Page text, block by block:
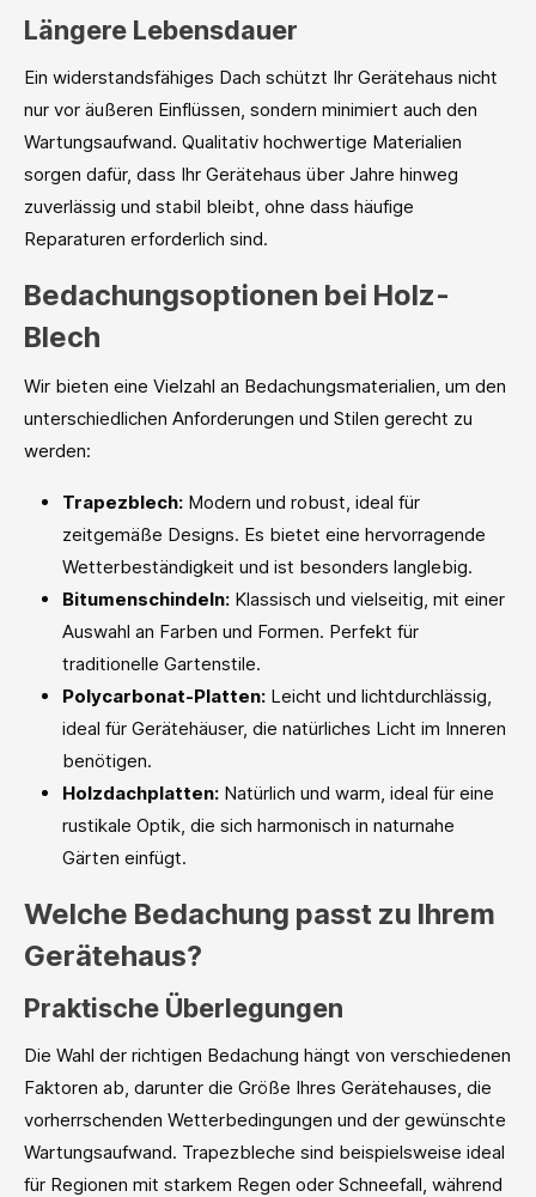
Längere Lebensdauer
Ein widerstandsfähiges Dach schützt Ihr Gerätehaus nicht
nur vor äußeren Einflüssen, sondern minimiert auch den
Wartungsaufwand. Qualitativ hochwertige Materialien
sorgen dafür, dass Ihr Gerätehaus über Jahre hinweg
zuverlässig und stabil bleibt, ohne dass häufige
Reparaturen erforderlich sind.
Bedachungsoptionen bei Holz-
Blech
Wir bieten eine Vielzahl an Bedachungsmaterialien, um den
unterschiedlichen Anforderungen und Stilen gerecht zu
werden:
Trapezblech: Modern und robust, ideal für
zeitgemäße Designs. Es bietet eine hervorragende
Wetterbeständigkeit und ist besonders langlebig.
Bitumenschindeln: Klassisch und vielseitig, mit einer
Auswahl an Farben und Formen. Perfekt für
traditionelle Gartenstile.
Polycarbonat-Platten: Leicht und lichtdurchlässig,
ideal für Gerätehäuser, die natürliches Licht im Inneren
benötigen.
Holzdachplatten: Natürlich und warm, ideal für eine
rustikale Optik, die sich harmonisch in naturnahe
Gärten einfügt.
Welche Bedachung passt zu Ihrem
Gerätehaus?
Praktische Überlegungen
Die Wahl der richtigen Bedachung hängt von verschiedenen
Faktoren ab, darunter die Größe Ihres Gerätehauses, die
vorherrschenden Wetterbedingungen und der gewünschte
Wartungsaufwand. Trapezbleche sind beispielsweise ideal
für Regionen mit starkem Regen oder Schneefall, während